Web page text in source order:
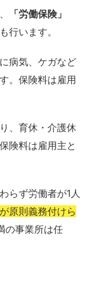
「労働保険」
行います。
病気、ケガなど
。保険料は雇用
、育休・介護休
険料は雇用主と
らず労働者が1人
原則義務付けら
の事業所は任